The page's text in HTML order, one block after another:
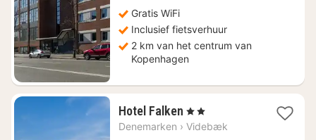
Gratis WiFi
Inclusief fietsverhuur
2 km van het centrum van
Kopenhagen
Hotel Falken 1
nacht
, 2 Sterren
Denemarken › Videbæk